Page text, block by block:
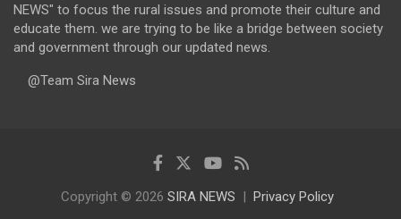
NEWS" to focus the rural issues and promote their culture and
educate them. we are trying to be like a bridge between society
and government through our updated news.
@Team Sira News
Copyright © 2026 SIRA NEWS Privacy Policy